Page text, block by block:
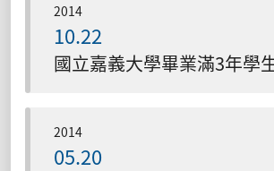
2014
10.22
2014
05.20